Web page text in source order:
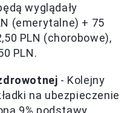
wyglądały
(emerytalne) + 75
PLN (chorobowe),
PLN.
- Kolejny
na ubezpieczenie
9% podstawy